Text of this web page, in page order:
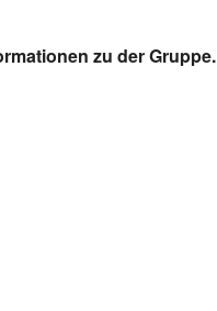
zu der Gruppe.